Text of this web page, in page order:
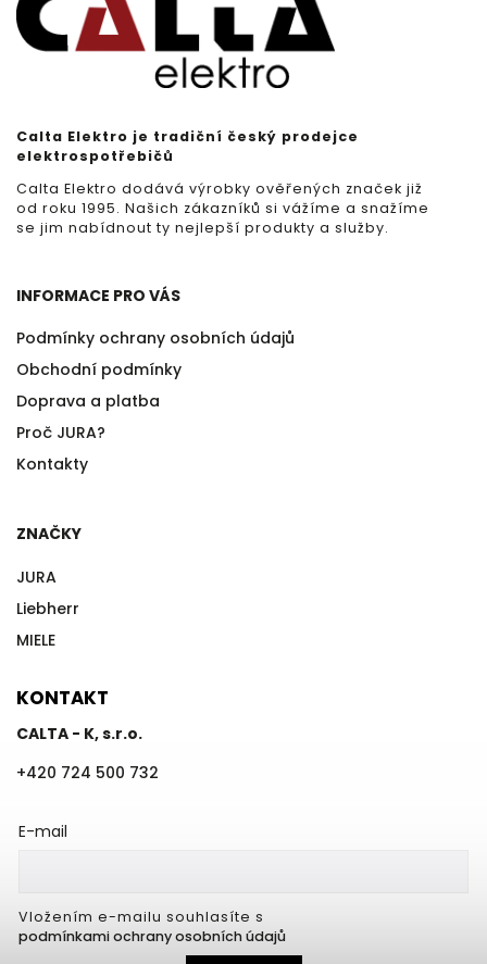
Calta Elektro je tradiční český prodejce
elektrospotřebičů
Calta Elektro dodává výrobky ověřených značek již
od roku 1995. Našich zákazníků si vážíme a snažíme
se jim nabídnout ty nejlepší produkty a služby.
INFORMACE PRO VÁS
Podmínky ochrany osobních údajů
Obchodní podmínky
Doprava a platba
Proč JURA?
Kontakty
ZNAČKY
JURA
Liebherr
MIELE
KONTAKT
CALTA - K, s.r.o.
+420 724 500 732
E-mail
Vložením e-mailu souhlasíte s
podmínkami ochrany osobních údajů